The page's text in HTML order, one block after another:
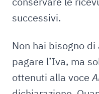
successivi.
Non hai bisogno di
pagare l’Iva, ma
ottenuti alla voce